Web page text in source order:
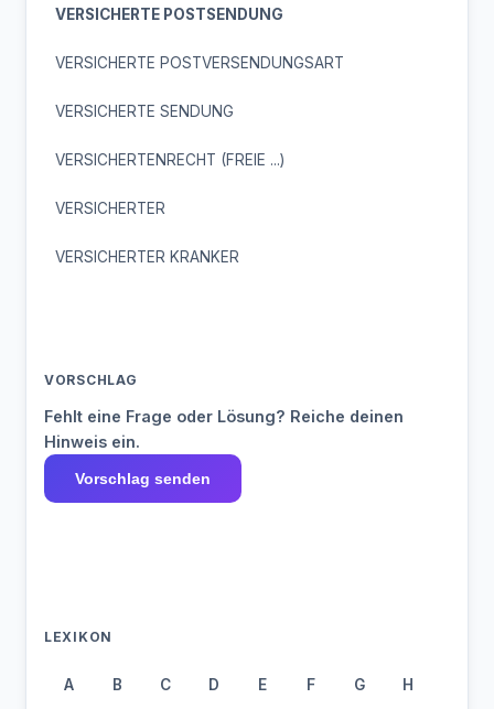
VERSICHERTE POSTSENDUNG
VERSICHERTE POSTVERSENDUNGSART
VERSICHERTE SENDUNG
VERSICHERTENRECHT (FREIE ...)
VERSICHERTER
VERSICHERTER KRANKER
VORSCHLAG
Fehlt eine Frage oder Lösung? Reiche deinen
Hinweis ein.
Vorschlag senden
LEXIKON
A B C D E F G H